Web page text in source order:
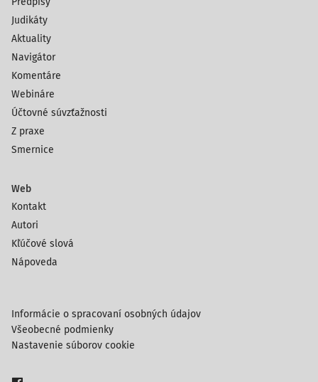
Judikáty
Aktuality
Navigátor
Komentáre
Webináre
Účtovné súvzťažnosti
Z praxe
Smernice
Web
Kontakt
Autori
Kľúčové slová
Nápoveda
Informácie o spracovaní osobných údajov
Všeobecné podmienky
Nastavenie súborov cookie